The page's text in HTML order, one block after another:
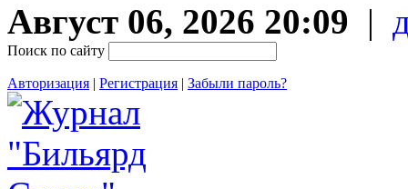
Август 06, 2026 20:09 |
Поиск по сайту
Авторизация | Регистрация | Забыли пароль?